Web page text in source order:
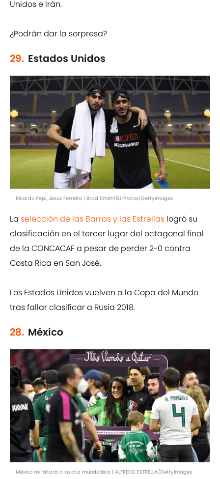
Unidos e Irán.
¿Podrán dar la sorpresa?
29. Estados Unidos
Ricardo Pepi, Jesus Ferreira | Brad Smith/ISI Photos/GettyImages
La selección de las Barras y las Estrellas logró su
clasificación en el tercer lugar del octagonal final
de la CONCACAF a pesar de perder 2-0 contra
Costa Rica en San José.
Los Estados Unidos vuelven a la Copa del Mundo
tras fallar clasificar a Rusia 2018.
28. México
México no faltará a su cita mundialista | ALFREDO ESTRELLA/GettyImages